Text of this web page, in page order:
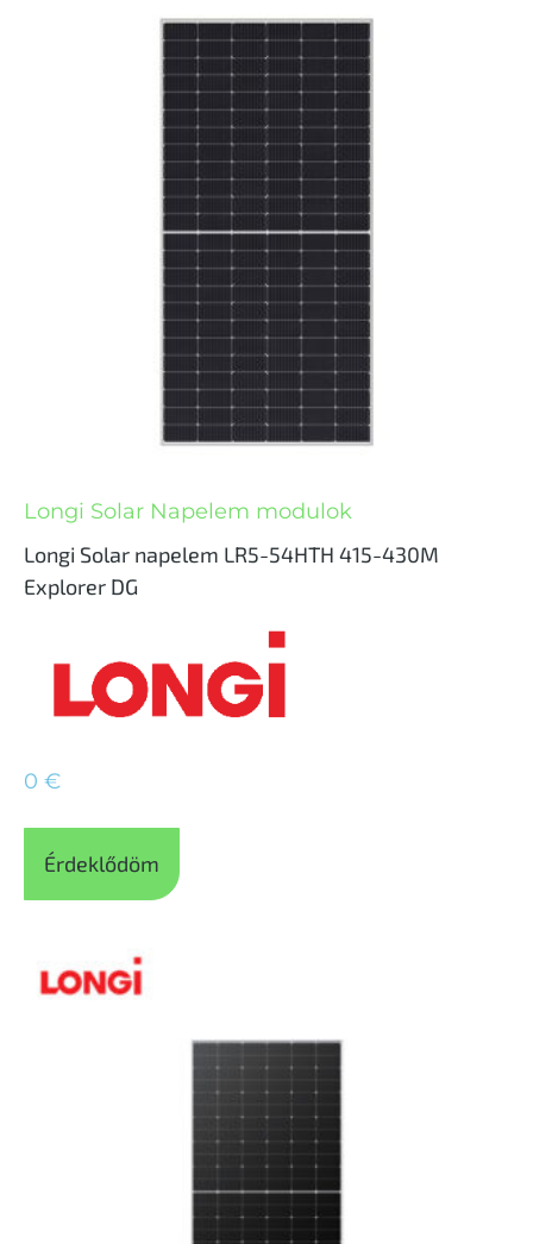
Longi Solar Napelem modulok
Longi Solar napelem LR5-54HTH 415-430M
Explorer DG
0 €
Érdeklődöm